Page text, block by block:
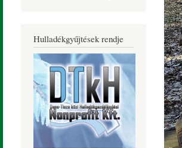
Hulladékgyűjtések rendje